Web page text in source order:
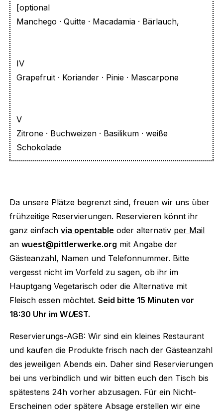
[optional
Manchego · Quitte · Macadamia · Bärlauch,
IV
Grapefruit · Koriander · Pinie · Mascarpone
V
Zitrone · Buchweizen · Basilikum · weiße
Schokolade
Da unsere Plätze begrenzt sind, freuen wir uns über
frühzeitige Reservierungen. Reservieren könnt ihr
ganz einfachvia opentable oder alternativ per Mail
anwuest@pittlerwerke.org mit Angabe der
Gästeanzahl, Namen und Telefonnummer. Bitte
vergesst nicht im Vorfeld zu sagen, ob ihr im
Hauptgang Vegetarisch oder die Alternative mit
Fleisch essen möchtet.Seid bitte 15 Minuten vor
18:30 Uhr im WUEST.
Reservierungs-AGB: Wir sind ein kleines Restaurant
und kaufen die Produkte frisch nach der Gästeanzahl
des jeweiligen Abends ein. Daher sind Reservierungen
bei uns verbindlich und wir bitten euch den Tisch bis
spätestens 24h vorher abzusagen. Für ein Nicht-
Erscheinen oder spätere Absage erstellen wir eine